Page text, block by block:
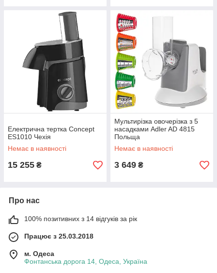
Електрична тертка Concept
ES1010 Чехія
Немає в наявності
15 255 ₴
Мультирізка овочерізка з 5
насадками Adler AD 4815
Польща
Немає в наявності
3 649 ₴
Про нас
100% позитивних з 14 відгуків за рік
Працює з 25.03.2018
м. Одеса
Фонтанська дорога 14, Одеса, Україна